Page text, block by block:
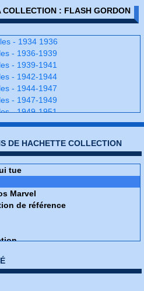
COLLECTION : FLASH GORDON
- 1934 1936
- 1936-1939
- 1939-1941
- 1942-1944
- 1944-1947
- 1947-1949
- 1949-1951
- 1951-1954
- 1956-1958
- 1958 -1961
- 1961-1963
- 1963-1965
- 1965-1967
- 1967-1970
- 1970-1973
- 1973-1974
- 1974-1975
- 1978-1981
- 1981-1984
- 1984-1986
DE HACHETTE COLLECTION
tue
Marvel
de référence